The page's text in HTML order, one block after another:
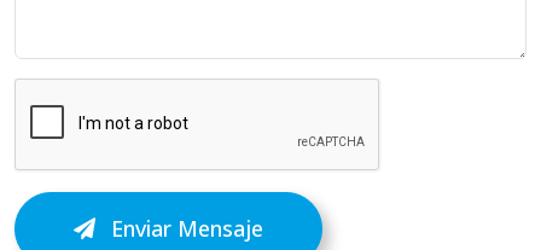
Enviar Mensaje